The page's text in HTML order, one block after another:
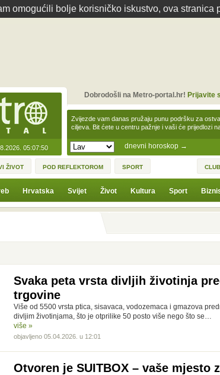
omogućili bolje korisničko iskustvo, ova stranica
05:07:50 dnevni horoskop →
Zvijezde vam danas pružaju punu podršku za
ciljeva. Bit ćete u centru pažnje i vaši će prijedlozi
Dobrodošli na Metro-portal.hr! Prijavite
ŽIVOT POD REFLEKTOROM SPORT CLUB
Hrvatska Svijet Život Kultura Sport
Svaka peta vrsta divljih životinja
trgovine
Više od 5500 vrsta ptica, sisavaca, vodozemaca i gmazova
divljim životinjama, što je otprilike 50 posto više nego što se…
više »
objavljeno 05.04.2026. u 12:01
Otvoren je SUITBOX – vaše mjesto